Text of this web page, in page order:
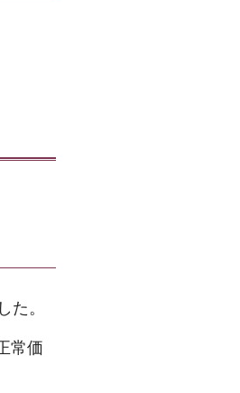
た。
常価